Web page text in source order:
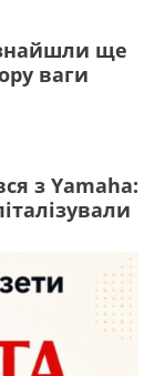
знайшли ще
ваги
з Yamaha: